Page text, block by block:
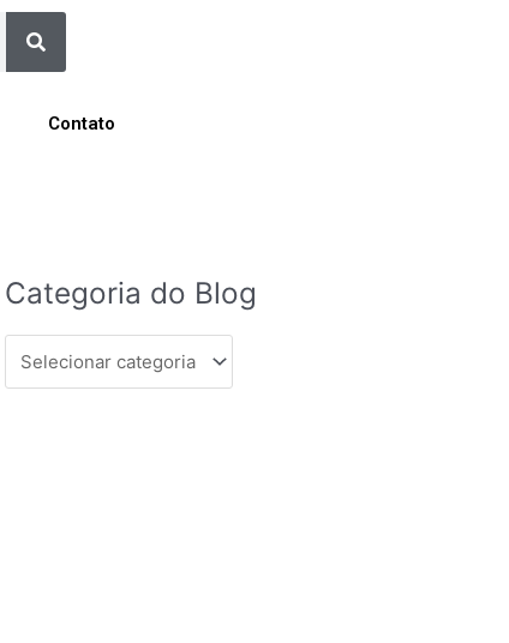
Search
Contato
Categoria do Blog
Categoria
Blog